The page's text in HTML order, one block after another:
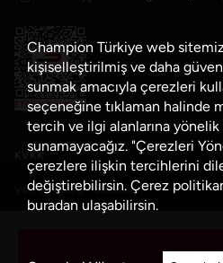
Sepete
KVKK
Veri Güvenliği Politikası
Champion Türkiye web
kişiselleştirilmiş ve daha
sunmak amacıyla çerezleri
seçeneğine tıklaman halinde
tercih ve ilgi alanlarına
sunamayacağız. "Çerezleri
çerezlere ilişkin tercihlerini
değiştirebilirsin. Çerez
buradan ulaşabilirsin.